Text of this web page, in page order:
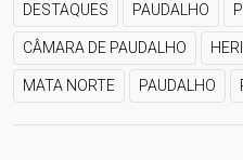
DESTAQUES PAUDALHO
CÂMARA DE PAUDALHO
MATA NORTE PAUDALHO